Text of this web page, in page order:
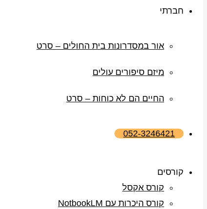
חברתי
אור במסדרונות בית החולים – סרט
מיזם סיפורים עולים
החיים הם לא כוחות – סרט
052-3246421
קורסים
קורס אקסל
קורס היכרות עם NotbookLM